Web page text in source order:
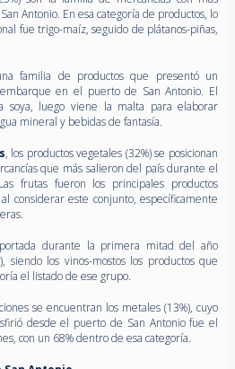
Antonio. En esa categoría de productos, lo
fue trigo-maíz, seguido de plátanos-piñas,
familia de productos que presentó un
en el puerto de San Antonio. El
soya, luego viene la malta para elaborar
mineral y bebidas de fantasía.
, los productos vegetales (32%) se posicionan
que más salieron del país durante el
frutas fueron los principales productos
considerar este conjunto, específicamente
durante la primera mitad del año
siendo los vinos-mostos los productos que
el listado de ese grupo.
se encuentran los metales (13%), cuyo
desde el puerto de San Antonio fue el
con un 68% dentro de esa categoría.